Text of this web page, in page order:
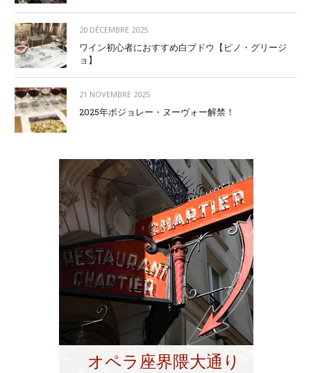
20 DÉCEMBRE 2025
ワイン初心者におすすめ白ブドウ【ピノ・グリージ
ョ】
21 NOVEMBRE 2025
2025年ボジョレー・ヌーヴォー解禁！
オペラ座界隈大通り